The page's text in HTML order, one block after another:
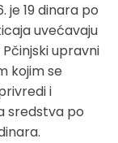
je 19 dinara po
uvećavaju
upravni
kojim se
i
sredstva po